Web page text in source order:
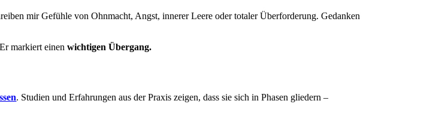
mir Gefühle von Ohnmacht, Angst, innerer Leere oder totaler Überforderung. Gedanken
markiert einen wichtigen Übergang.
. Studien und Erfahrungen aus der Praxis zeigen, dass sie sich in Phasen gliedern –